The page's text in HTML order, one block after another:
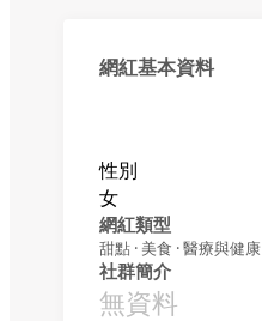
網紅基本資料
性別
女
網紅類型
甜點 · 美食 · 醫療與健康
社群簡介
無資料